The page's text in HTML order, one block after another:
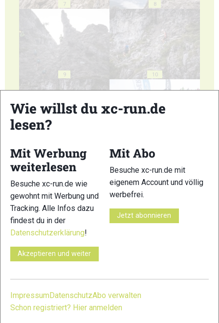
7 8
9 10
14
Wie willst du xc-run.de
lesen?
Mit Werbung
weiterlesen
Besuche xc-run.de wie
gewohnt mit Werbung und
Tracking. Alle Infos dazu
findest du in der
Datenschutzerklärung!
Akzeptieren und weiter
Mit Abo
Besuche xc-run.de mit
eigenem Account und völlig
werbefrei.
Jetzt abonnieren
Impressum DatenschutzAbo verwalten
Schon registriert? Hier anmelden